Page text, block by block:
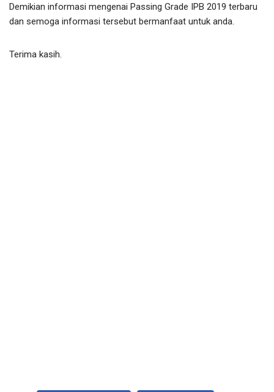
Demikian informasi mengenai Passing Grade IPB 2019 terbaru
dan semoga informasi tersebut bermanfaat untuk anda.
Terima kasih.